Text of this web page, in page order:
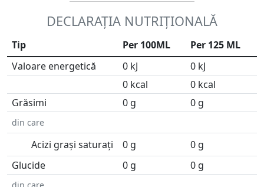
DECLARAȚIA NUTRIȚIONALĂ
Tip Per 100ML
Per 125 ML
Valoare energetică
0 kJ
0 kJ
0 kcal
0 kcal
Grăsimi
0 g 0 g
din care
Acizi grași saturați 0 g
0 g
Glucide
0 g 0 g